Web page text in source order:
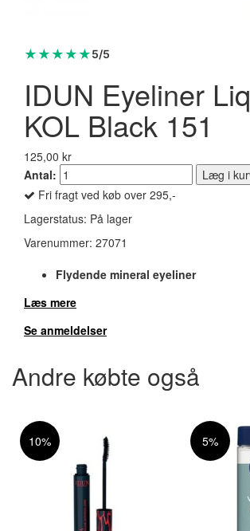
★ ★ ★ ★ ★5/5
IDUN Eyeliner
KOL Black 151
125,00 kr
Antal:
Læg i
Fri fragt ved køb over 295,-
Lagerstatus: På lager
Varenummer: 27071
Flydende mineral eyeliner
Læs mere
Se anmeldelser
Andre købte også
10% 5%